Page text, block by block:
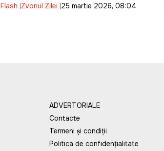
Flash Zvonul Zilei 25 martie 2026, 08:04
ADVERTORIALE
Contacte
Termeni și condiții
Politica de confidențialitate